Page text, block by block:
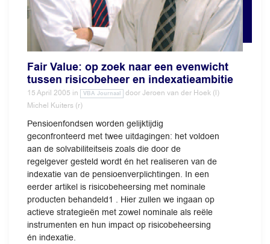
Fair Value: op zoek naar een evenwicht
tussen risicobeheer en indexatieambitie
15 April 2005 in VBA Journaal doorJeroen van der Hoek (l)
Michel Kuiters (r)
Pensioenfondsen worden gelijktijdig
geconfronteerd met twee uitdagingen: het voldoen
aan de solvabiliteitseis zoals die door de
regelgever gesteld wordt én het realiseren van de
indexatie van de pensioenverplichtingen. In een
eerder artikel is risicobeheersing met nominale
producten behandeld1 . Hier zullen we ingaan op
actieve strategieën met zowel nominale als reële
instrumenten en hun impact op risicobeheersing
én indexatie.